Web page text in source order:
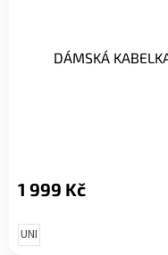
DÁMSKÁ
1 999 Kč
UNI